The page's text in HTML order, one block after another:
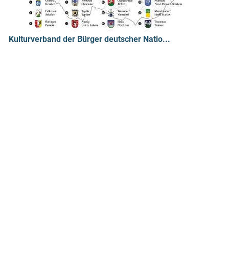
Kulturverband der Bürger deutscher Natio...